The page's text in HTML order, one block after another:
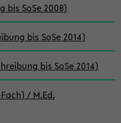
bis SoSe 2008)
bis SoSe 2014)
bis SoSe 2014)
/ M.Ed.